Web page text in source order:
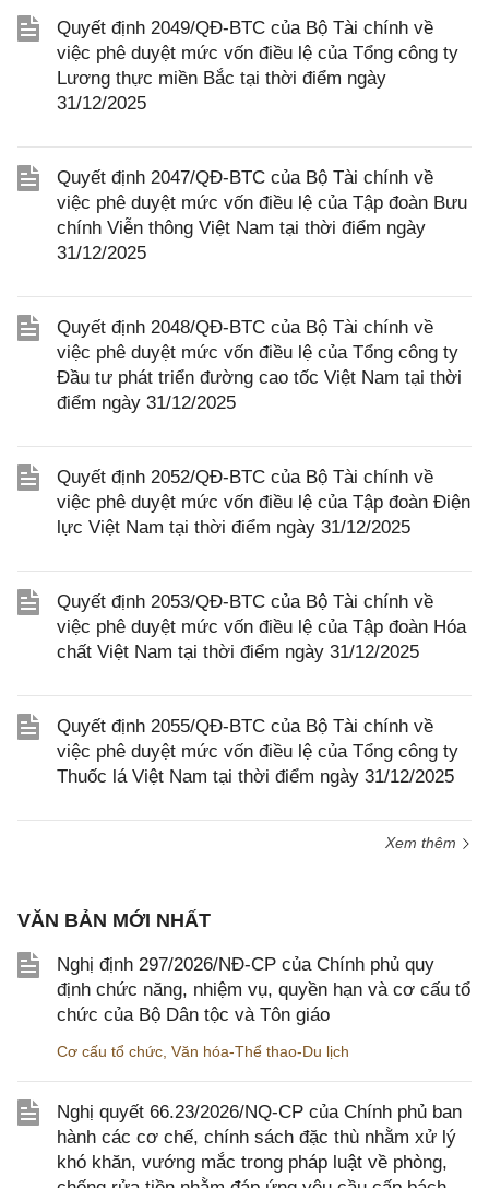
Quyết định 2049/QĐ-BTC của Bộ Tài chính về
việc phê duyệt mức vốn điều lệ của Tổng công ty
Lương thực miền Bắc tại thời điểm ngày
31/12/2025
Quyết định 2047/QĐ-BTC của Bộ Tài chính về
việc phê duyệt mức vốn điều lệ của Tập đoàn Bưu
chính Viễn thông Việt Nam tại thời điểm ngày
31/12/2025
Quyết định 2048/QĐ-BTC của Bộ Tài chính về
việc phê duyệt mức vốn điều lệ của Tổng công ty
Đầu tư phát triển đường cao tốc Việt Nam tại thời
điểm ngày 31/12/2025
Quyết định 2052/QĐ-BTC của Bộ Tài chính về
việc phê duyệt mức vốn điều lệ của Tập đoàn Điện
lực Việt Nam tại thời điểm ngày 31/12/2025
Quyết định 2053/QĐ-BTC của Bộ Tài chính về
việc phê duyệt mức vốn điều lệ của Tập đoàn Hóa
chất Việt Nam tại thời điểm ngày 31/12/2025
Quyết định 2055/QĐ-BTC của Bộ Tài chính về
việc phê duyệt mức vốn điều lệ của Tổng công ty
Thuốc lá Việt Nam tại thời điểm ngày 31/12/2025
Xem thêm
VĂN BẢN MỚI NHẤT
Nghị định 297/2026/NĐ-CP của Chính phủ quy
định chức năng, nhiệm vụ, quyền hạn và cơ cấu tổ
chức của Bộ Dân tộc và Tôn giáo
Cơ cấu tổ chức Văn hóa-Thể thao-Du lịch
Nghị quyết 66.23/2026/NQ-CP của Chính phủ ban
hành các cơ chế, chính sách đặc thù nhằm xử lý
khó khăn, vướng mắc trong pháp luật về phòng,